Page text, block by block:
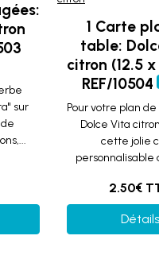
sur
1 Carte
table:
citron (12.5
REF/10504
Pour votre plan
Dolce Vita
cette jolie
personnalisable
2.50€
Détails